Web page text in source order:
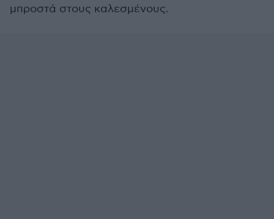
μπροστά στους καλεσμένους.